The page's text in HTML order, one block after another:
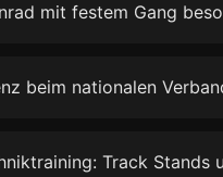
mit festem Gang
beim nationalen
Track Stands